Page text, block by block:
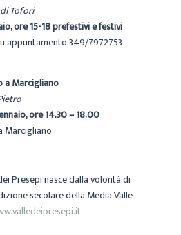
Tofori
ore 15-18 prefestivi e festivi
appuntamento 349/7972753
a Marcigliano
ore 14.30 – 18.00
Marcigliano
Presepinasce dalla volontà di
secolare della Media Valle